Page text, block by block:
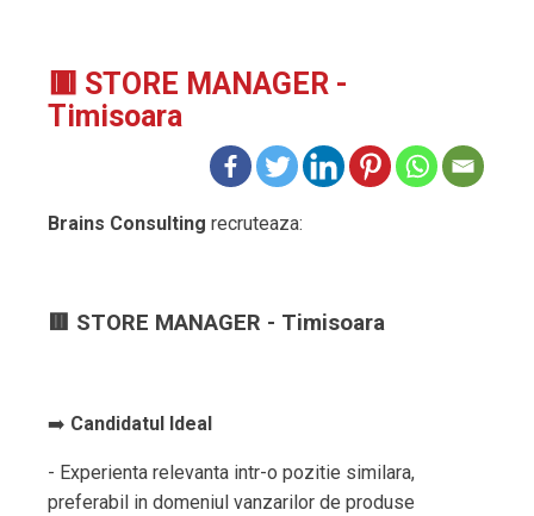
🟥 STORE MANAGER -
Timisoara
Brains Consulting recruteaza:
🟥 STORE MANAGER - Timisoara
➡️ Candidatul Ideal
- Experienta relevanta intr-o pozitie similara,
preferabil in domeniul vanzarilor dе produse